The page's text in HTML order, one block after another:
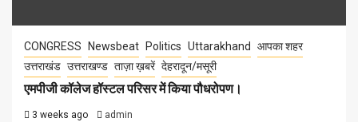
CONGRESS Newsbeat Politics Uttarakhand
आपका शहर
उत्तराखंड उत्तराखण्ड ताज़ा ख़बरें देहरादून/मसूरी
एमपीजी कॉलेज हॉस्टल परिसर में किया पौधरोपण।
3 weeks ago admin